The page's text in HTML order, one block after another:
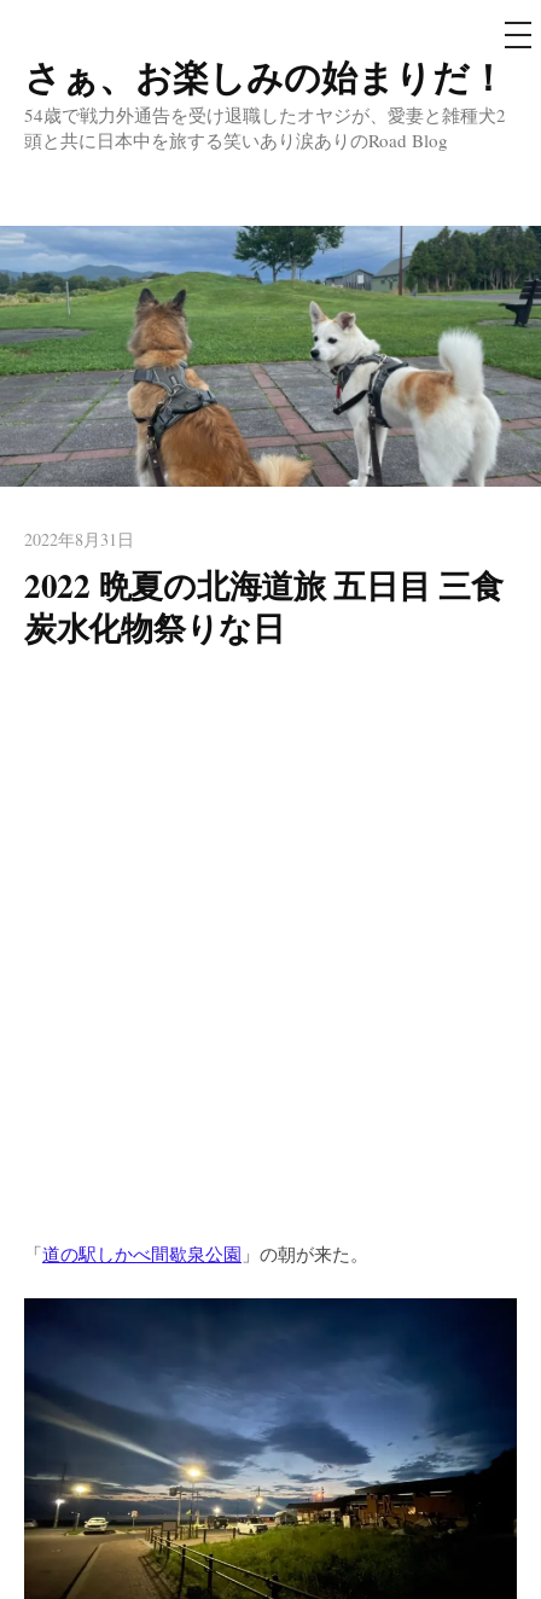
コ
ン
テ
へ
ス
キ
ッ
プ
さぁ、お楽しみの始まりだ！
54歳で戦力外通告を受け退職したオヤジが、愛妻と雑種犬2
頭と共に日本中を旅する笑いあり涙ありのRoad Blog
メ
ニ
2022年8月31日
2022 晩夏の北海道旅 五日目 三食
炭水化物祭りな日
「道の駅しかべ間歇泉公園 」の朝が来た。